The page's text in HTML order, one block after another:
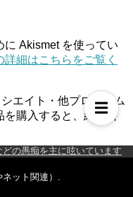
に Akismet を使ってい
細はこちらをご覧く
エイト・他プログラム
を購入すると、紹介料
の愚痴を主に呟いています
ット関連） .
☰